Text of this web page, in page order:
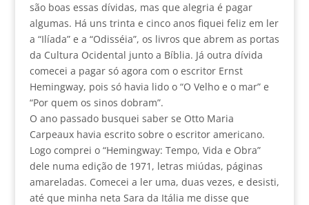
são boas essas dívidas, mas que alegria é pagar
algumas. Há uns trinta e cinco anos fiquei feliz em ler
a “Ilíada” e a “Odisséia”, os livros que abrem as portas
da Cultura Ocidental junto a Bíblia. Já outra dívida
comecei a pagar só agora com o escritor Ernst
Hemingway, pois só havia lido o “O Velho e o mar” e
“Por quem os sinos dobram”.
O ano passado busquei saber se Otto Maria
Carpeaux havia escrito sobre o escritor americano.
Logo comprei o “Hemingway: Tempo, Vida e Obra”
dele numa edição de 1971, letras miúdas, páginas
amareladas. Comecei a ler uma, duas vezes, e desisti,
até que minha neta Sara da Itália me disse que